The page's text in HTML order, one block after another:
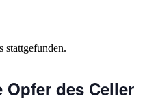
stattgefunden.
Opfer des Celler